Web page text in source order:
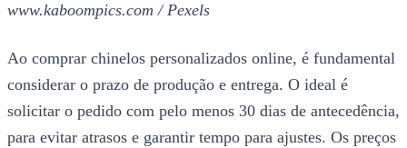
www.kaboompics.com / Pexels
Ao comprar chinelos personalizados online, é fundamental
considerar o prazo de produção e entrega. O ideal é
solicitar o pedido com pelo menos 30 dias de antecedência,
para evitar atrasos e garantir tempo para ajustes. Os preços